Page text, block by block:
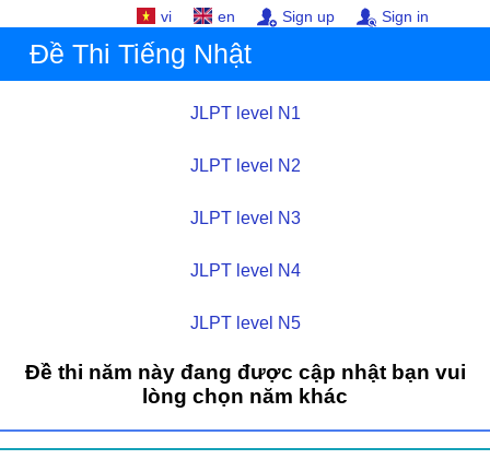
vi en Sign up Sign in
Đề Thi Tiếng Nhật
JLPT level N1
JLPT level N2
JLPT level N3
JLPT level N4
JLPT level N5
Đề thi năm này đang được cập nhật bạn vui
lòng chọn năm khác